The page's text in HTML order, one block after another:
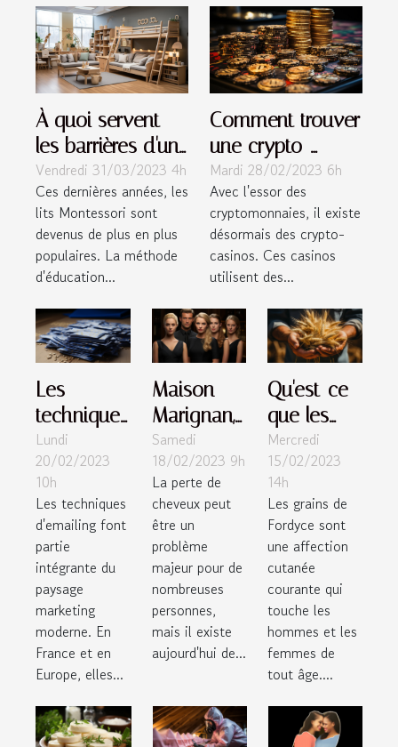
À quoi servent
les barrières d'un
lit Montessori ?
Vendredi 31/03/2023 4h
Ces dernières années, les
lits Montessori sont
devenus de plus en plus
populaires. La méthode
d'éducation...
Comment trouver
une crypto-
casino?
Mardi 28/02/2023 6h
Avec l'essor des
cryptomonnaies, il existe
désormais des crypto-
casinos. Ces casinos
utilisent des...
Les
techniques
d'e mailing
autorisées
en France
et en
Europe
Lundi
20/02/2023
10h
Les techniques
d'emailing font
partie
intégrante du
paysage
marketing
moderne. En
France et en
Europe, elles...
Maison
Marignan,
la haute
couture de
la greffe
capillaire
Made in
France
Samedi
18/02/2023 9h
La perte de
cheveux peut
être un
problème
majeur pour de
nombreuses
personnes,
mais il existe
aujourd'hui de...
Qu'est-ce
que les
grains de
Fordyce et
comment
les traiter ?
Mercredi
15/02/2023
14h
Les grains de
Fordyce sont
une affection
cutanée
courante qui
touche les
hommes et les
femmes de
tout âge....